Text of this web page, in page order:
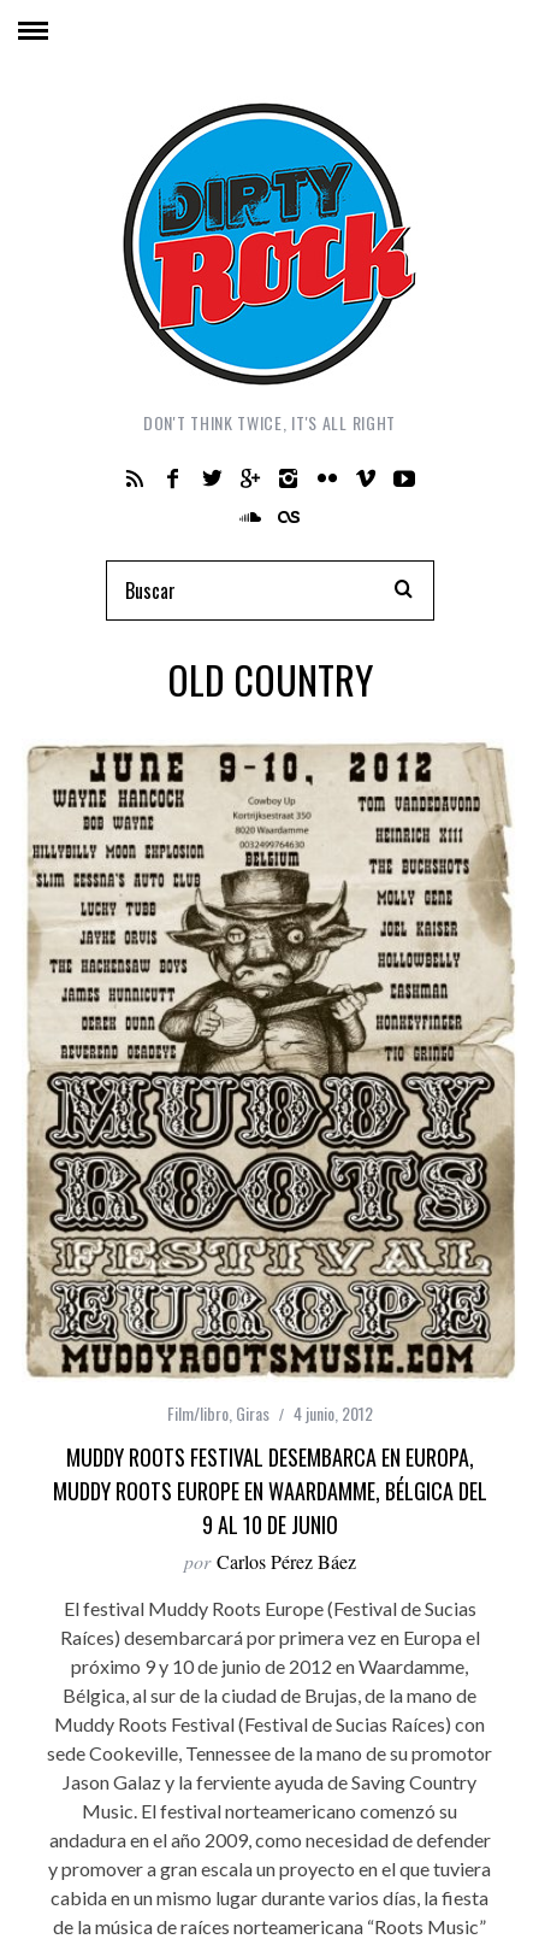
DON'T THINK TWICE, IT'S ALL RIGHT
OLD COUNTRY
Film/libro, Giras 4 junio, 2012
MUDDY ROOTS FESTIVAL DESEMBARCA EN EUROPA,
MUDDY ROOTS EUROPE EN WAARDAMME, BÉLGICA DEL
9 AL 10 DE JUNIO
por Carlos Pérez Báez
El festival Muddy Roots Europe (Festival de Sucias
Raíces) desembarcará por primera vez en Europa el
próximo 9 y 10 de junio de 2012 en Waardamme,
Bélgica, al sur de la ciudad de Brujas, de la mano de
Muddy Roots Festival (Festival de Sucias Raíces) con
sede Cookeville, Tennessee de la mano de su promotor
Jason Galaz y la ferviente ayuda de Saving Country
Music. El festival norteamericano comenzó su
andadura en el año 2009, como necesidad de defender
y promover a gran escala un proyecto en el que tuviera
cabida en un mismo lugar durante varios días, la fiesta
de la música de raíces norteamericana “Roots Music”